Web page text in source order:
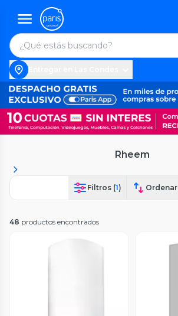
Rheem
Filtros (1) Ordenar
48 productos encontrados